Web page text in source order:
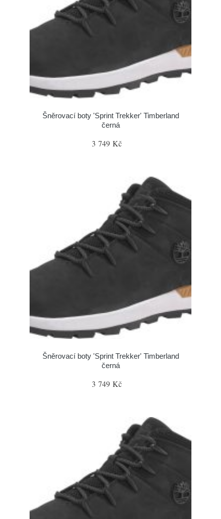
Šněrovací boty 'Sprint Trekker' Timberland
černá
3 749 Kč
Šněrovací boty 'Sprint Trekker' Timberland
černá
3 749 Kč